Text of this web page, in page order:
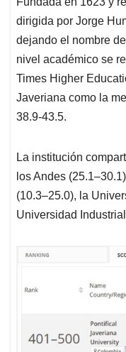
s
A
p
p
b
o
o
k
e
d
I
n
dirigida por Jorge
dejando el nombre
nivel académico se
Times Higher
Javeriana como la
38.9-43.5.
La institución
los Andes
(10.3–25.0), la
Universidad